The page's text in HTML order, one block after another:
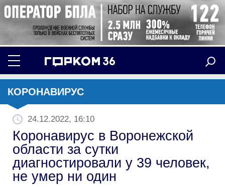
КОРОНАВИРУС
24.12.2022, 16:10
Коронавирус в Воронежской
области за сутки
диагностировали у 39 человек,
не умер ни один